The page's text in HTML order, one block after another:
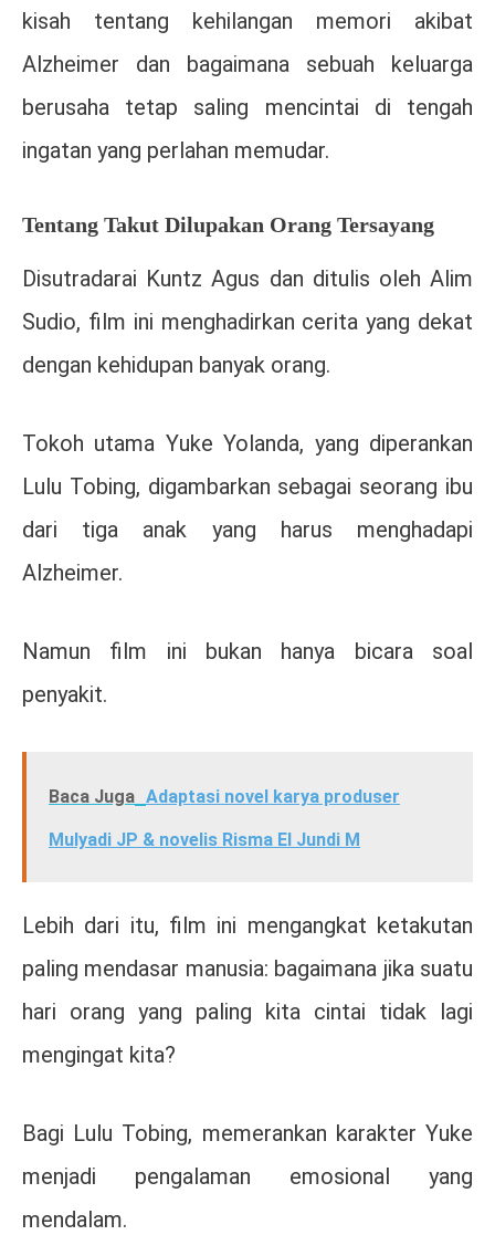
kisah tentang kehilangan memori akibat
Alzheimer dan bagaimana sebuah keluarga
berusaha tetap saling mencintai di tengah
ingatan yang perlahan memudar.
Tentang Takut Dilupakan Orang Tersayang
Disutradarai Kuntz Agus dan ditulis olehAlim
Sudio, film ini menghadirkan cerita yang dekat
dengan kehidupan banyak orang.
Tokoh utama Yuke Yolanda, yang diperankan
Lulu Tobing, digambarkan sebagai seorang ibu
dari tiga anak yang harus menghadapi
Alzheimer.
Namun film ini bukan hanya bicara soal
penyakit.
Baca Juga Adaptasi novel karya produser
Mulyadi JP & novelis Risma El Jundi M
Lebih dari itu, film ini mengangkat ketakutan
paling mendasar manusia: bagaimana jika suatu
hari orang yang paling kita cintai tidak lagi
mengingat kita?
Bagi Lulu Tobing, memerankan karakter Yuke
menjadi pengalaman emosional yang
mendalam.